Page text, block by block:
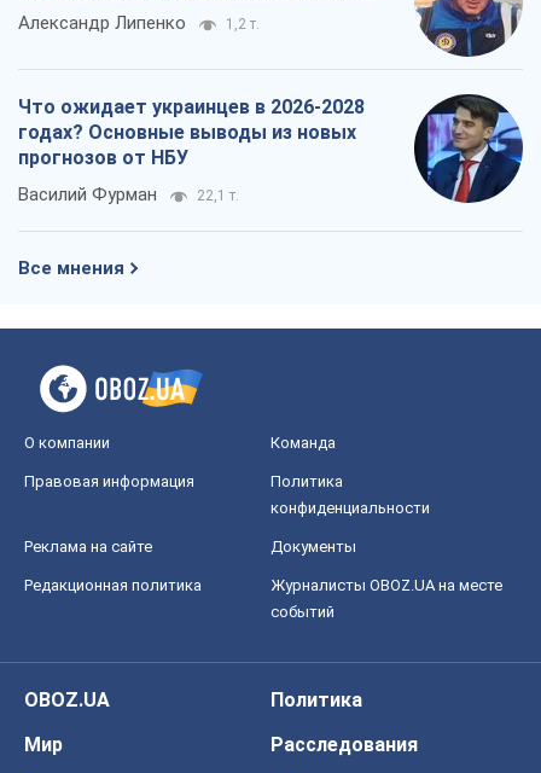
Александр Липенко 1,2 т.
Что ожидает украинцев в 2026-2028
годах? Основные выводы из новых
прогнозов от НБУ
Василий Фурман 22,1 т.
Все мнения
О компании Команда
Правовая информация
Политика
конфиденциальности
Реклама на сайте Документы
Редакционная политика
Журналисты OBOZ.UA на месте
событий
OBOZ.UA
Политика
Мир
Расследования